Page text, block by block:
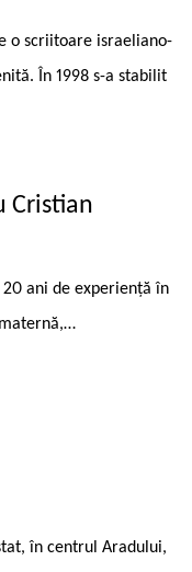
o scriitoare israeliano-
În 1998 s-a stabilit
Cristian
ani de experiență în
în centrul Aradului,